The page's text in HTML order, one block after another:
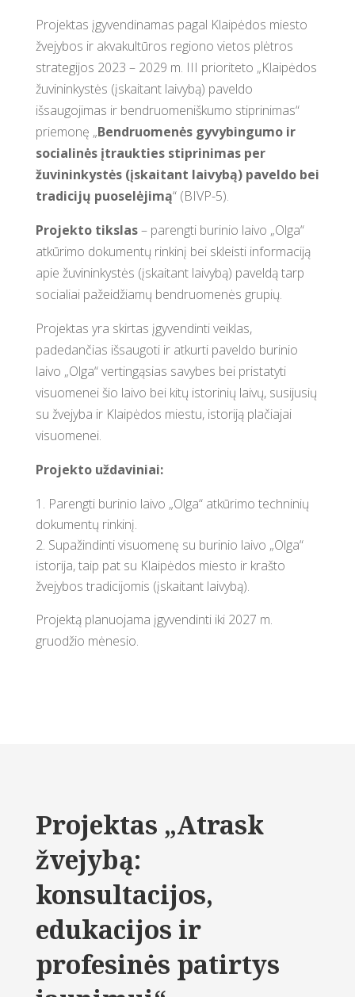
Projektas įgyvendinamas pagal Klaipėdos miesto
žvejybos ir akvakultūros regiono vietos plėtros
strategijos 2023 – 2029 m. III prioriteto „Klaipėdos
žuvininkystės (įskaitant laivybą) paveldo
išsaugojimas ir bendruomeniškumo stiprinimas“
priemonę „Bendruomenės gyvybingumo ir
socialinės įtraukties stiprinimas per
žuvininkystės (įskaitant laivybą) paveldo bei
tradicijų puoselėjimą“ (BIVP-5).
Projekto tikslas– parengti burinio laivo „Olga“
atkūrimo dokumentų rinkinį bei skleisti informaciją
apie žuvininkystės (įskaitant laivybą) paveldą tarp
socialiai pažeidžiamų bendruomenės grupių.
Projektas yra skirtas įgyvendinti veiklas,
padedančias išsaugoti ir atkurti paveldo burinio
laivo „Olga“ vertingąsias savybes bei pristatyti
visuomenei šio laivo bei kitų istorinių laivų, susijusių
su žvejyba ir Klaipėdos miestu, istoriją plačiajai
visuomenei.
Projekto uždaviniai:
Parengti burinio laivo „Olga“ atkūrimo techninių
dokumentų rinkinį.
Supažindinti visuomenę su burinio laivo „Olga“
istorija, taip pat su Klaipėdos miesto ir krašto
žvejybos tradicijomis (įskaitant laivybą).
Projektą planuojama įgyvendinti iki 2027 m.
gruodžio mėnesio.
Projektas „Atrask
žvejybą:
konsultacijos,
edukacijos ir
profesinės patirtys